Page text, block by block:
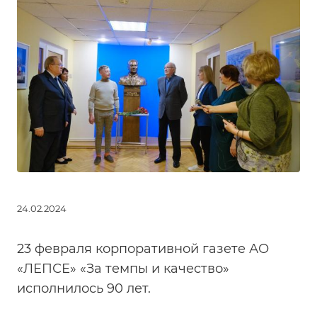
24.02.2024
23 февраля корпоративной газете АО
«ЛЕПСЕ» «За темпы и качество»
исполнилось 90 лет.